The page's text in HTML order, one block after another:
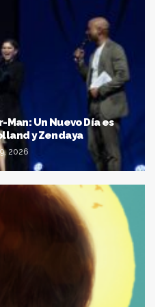
Un Nuevo Día es
y Zendaya
2026